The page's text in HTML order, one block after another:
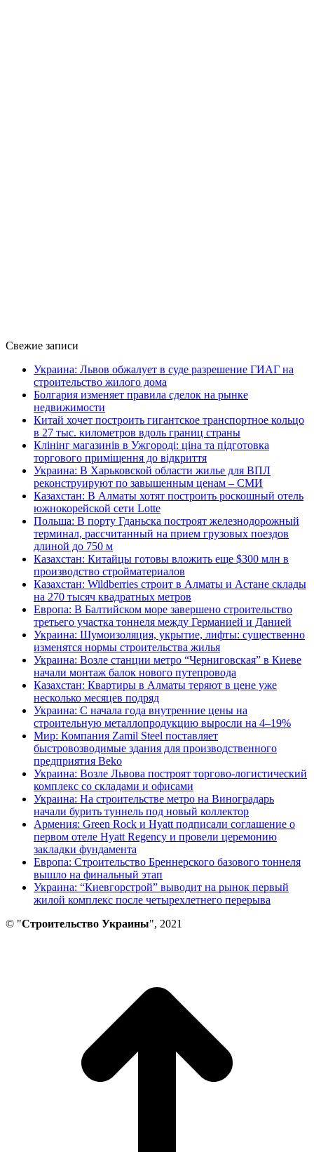
Свежие записи
Украина: Львов обжалует в суде разрешение ГИАГ на
строительство жилого дома
Болгария изменяет правила сделок на рынке
недвижимости
Китай хочет построить гигантское транспортное кольцо
в 27 тыс. километров вдоль границ страны
Клінінг магазинів в Ужгороді: ціна та підготовка
торгового приміщення до відкриття
Украина: В Харьковской области жилье для ВПЛ
реконструируют по завышенным ценам – СМИ
Казахстан: В Алматы хотят построить роскошный отель
южнокорейской сети Lotte
Польша: В порту Гданьска построят железнодорожный
терминал, рассчитанный на прием грузовых поездов
длиной до 750 м
Казахстан: Китайцы готовы вложить еще $300 млн в
производство стройматериалов
Казахстан: Wildberries строит в Алматы и Астане склады
на 270 тысяч квадратных метров
Европа: В Балтийском море завершено строительство
третьего участка тоннеля между Германией и Данией
Украина: Шумоизоляция, укрытие, лифты: существенно
изменятся нормы строительства жилья
Украина: Возле станции метро “Черниговская” в Киеве
начали монтаж балок нового путепровода
Казахстан: Квартиры в Алматы теряют в цене уже
несколько месяцев подряд
Украина: С начала года внутренние цены на
строительную металлопродукцию выросли на 4–19%
Мир: Компания Zamil Steel поставляет
быстровозводимые здания для производственного
предприятия Beko
Украина: Возле Львова построят торгово-логистический
комплекс со складами и офисами
Украина: На строительстве метро на Виноградарь
начали бурить туннель под новый коллектор
Армения: Green Rock и Hyatt подписали соглашение о
первом отеле Hyatt Regency и провели церемонию
закладки фундамента
Европа: Строительство Бреннерского базового тоннеля
вышло на финальный этап
Украина: “Киевгорстрой” выводит на рынок первый
жилой комплекс после четырехлетнего перерыва
© "Строительство Украины", 2021